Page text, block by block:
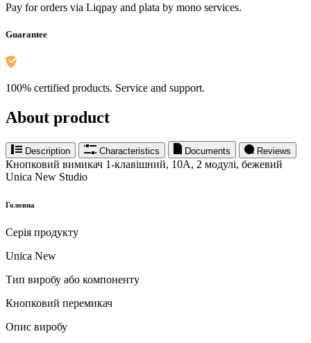
Pay for orders via Liqpay and plata by mono services.
Guarantee
100% certified products. Service and support.
About product
Description Characteristics Documents Reviews
Кнопковий вимикач 1-клавішний, 10А, 2 модулі, бежевий
Unica New Studio
Головна
Серія продукту
Unica New
Тип виробу або компоненту
Кнопковий перемикач
Опис виробу